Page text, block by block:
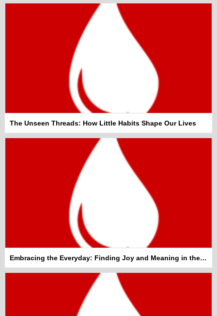
The Unseen Threads: How Little Habits Shape Our Lives
Embracing the Everyday: Finding Joy and Meaning in the Mundane